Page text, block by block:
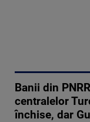
Banii din
centralelor
închise, dar